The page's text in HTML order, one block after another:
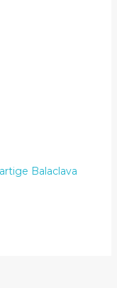
Balaclava